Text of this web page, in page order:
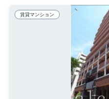
賃貸マンション